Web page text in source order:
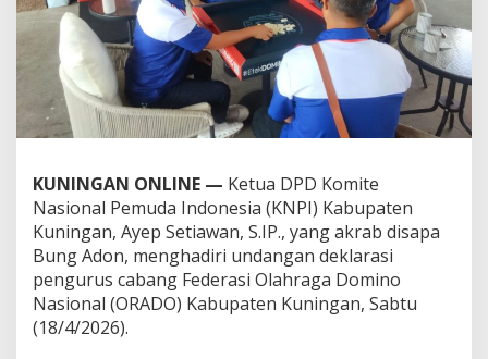
KUNINGAN ONLINE — Ketua DPD Komite
Nasional Pemuda Indonesia (KNPI) Kabupaten
Kuningan, Ayep Setiawan, S.IP., yang akrab disapa
Bung Adon, menghadiri undangan deklarasi
pengurus cabang Federasi Olahraga Domino
Nasional (ORADO) Kabupaten Kuningan, Sabtu
(18/4/2026).